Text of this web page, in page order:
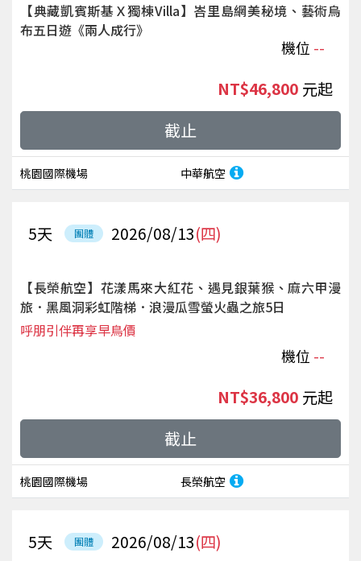
【典藏凱賓斯基Ｘ獨棟Villa】峇里島網美秘境、藝術烏
布五日遊《兩人成行》
機位 --
桃園國際機場 中華航空
NT$46,800 起
截止
團體 2026/08/13(四)
5天
【長榮航空】花漾馬來大紅花、遇見銀葉猴、麻六甲漫
旅．黑風洞彩虹階梯．浪漫瓜雪螢火蟲之旅5日
機位 --
呼朋引伴再享早鳥價
桃園國際機場 長榮航空
NT$36,800 起
截止
團體 2026/08/13(四)
5天